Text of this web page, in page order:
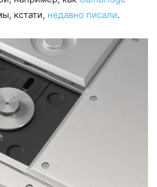
кстати, недавно писали.